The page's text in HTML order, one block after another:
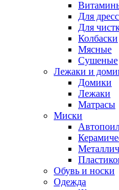
Для
Для
Колбаски
Мясные
Сушеные
Лежаки и
Домики
Лежаки
Матрасы
Миски
Обувь и носки
Одежда